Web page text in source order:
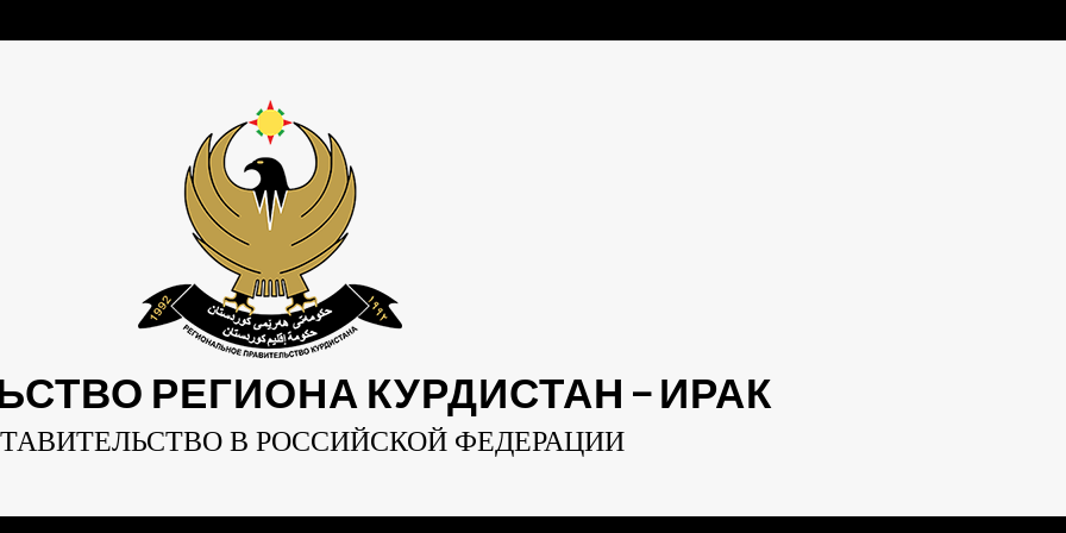
РЕГИОНА КУРДИСТАН — ИРАК
В РОССИЙСКОЙ ФЕДЕРАЦИИ